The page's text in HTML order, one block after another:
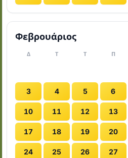
Φεβρουάριος
Δ Τ Τ Π
3 4 5 6
10 11 12 13
17 18 19 20
24 25 26 27